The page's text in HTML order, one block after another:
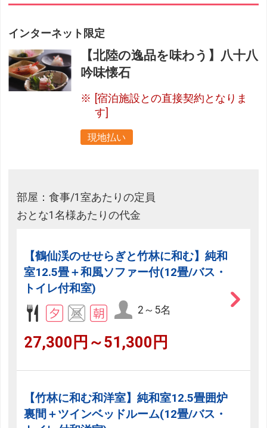
インターネット限定
【北陸の逸品を味わう】八十八
吟味懐石
[宿泊施設との直接契約となりま
す]
現地払い
部屋：食事/1室あたりの定員
おとな1名様あたりの代金
【鶴仙渓のせせらぎと竹林に和む】純和
室12.5畳＋和風ソファー付(12畳/バス・
トイレ付和室)
2～5名
27,300円～51,300円
【竹林に和む和洋室】純和室12.5畳囲炉
裏間＋ツインベッドルーム(12畳/バス・